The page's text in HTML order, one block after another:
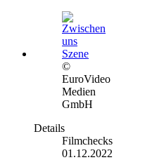
©
EuroVideo
Medien
GmbH
Details
Filmchecks
01.12.2022